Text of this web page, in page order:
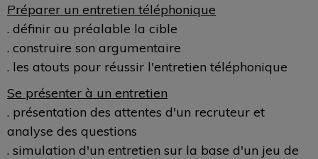
Préparer un entretien téléphonique
. définir au préalable la cible
. construire son argumentaire
. les atouts pour réussir l'entretien téléphonique
Se présenter à un entretien
. présentation des attentes d'un recruteur et
analyse des questions
. simulation d'un entretien sur la base d'un jeu de